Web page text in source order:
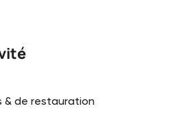
& de restauration